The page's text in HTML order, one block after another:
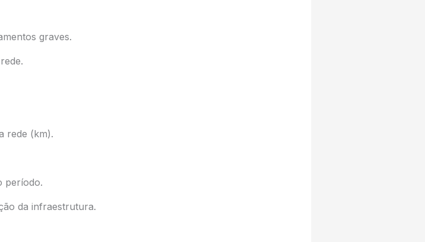
graves.
rede (km).
período.
da infraestrutura.